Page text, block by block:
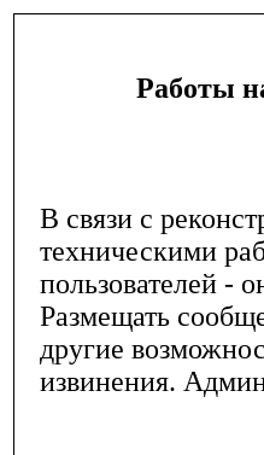
Работы
В связи с
техническими
пользователей -
Размещать
другие
извинения.